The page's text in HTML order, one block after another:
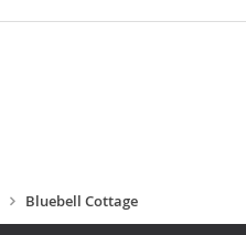
Bluebell Cottage